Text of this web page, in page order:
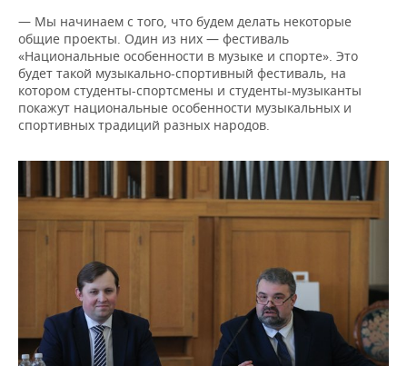
— Мы начинаем с того, что будем делать некоторые
общие проекты. Один из них — фестиваль
«Национальные особенности в музыке и спорте». Это
будет такой музыкально-спортивный фестиваль, на
котором студенты-спортсмены и студенты-музыканты
покажут национальные особенности музыкальных и
спортивных традиций разных народов.